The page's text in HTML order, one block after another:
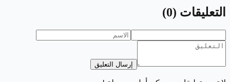
التعليقات (
0
)
إرسال التعليق